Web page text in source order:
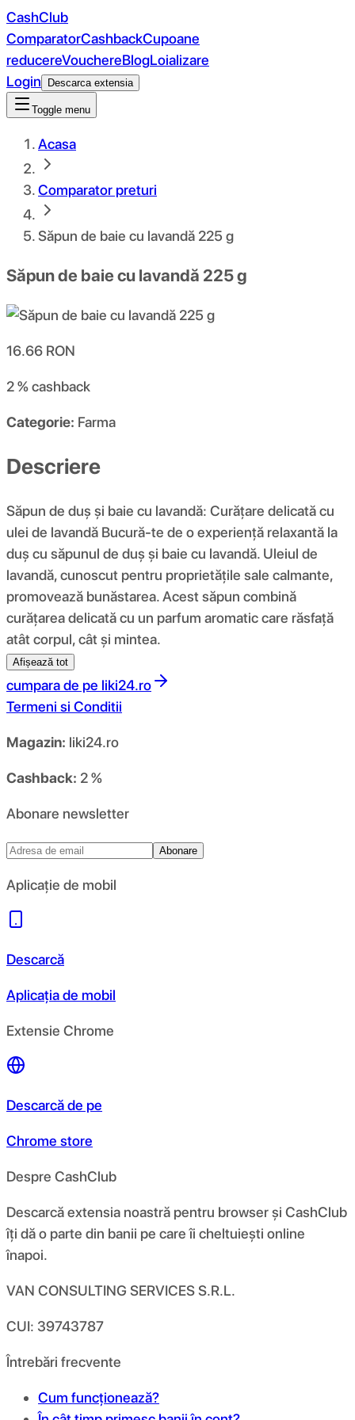
CashClub
ComparatorCashbackCupoane
reducereVouchereBlogLoializare
Login
Descarca extensia
Toggle menu
Acasa
Comparator preturi
Săpun de baie cu lavandă 225 g
Săpun de baie cu lavandă 225 g
16.66 RON
2 %cashback
Categorie: Farma
Descriere
Săpun de duș și baie cu lavandă: Curățare delicată cu
ulei de lavandă Bucură-te de o experiență relaxantă la
duș cu săpunul de duș și baie cu lavandă. Uleiul de
lavandă, cunoscut pentru proprietățile sale calmante,
promovează bunăstarea. Acest săpun combină
curățarea delicată cu un parfum aromatic care răsfață
atât corpul, cât și mintea.
Afișează tot
cumpara de pe liki24.ro
Termeni si Conditii
Magazin: liki24.ro
Cashback: 2 %
Abonare newsletter
Abonare
Aplicație de mobil
Descarcă
Aplicația de mobil
Extensie Chrome
Descarcă de pe
Chrome store
Despre CashClub
Descarcă extensia noastră pentru browser și CashClub
îți dă o parte din banii pe care îi cheltuiești online
înapoi.
VAN CONSULTING SERVICES S.R.L.
CUI: 39743787
Întrebări frecvente
Cum funcționează?